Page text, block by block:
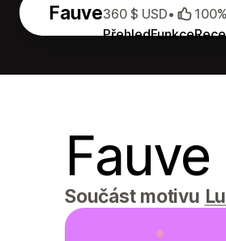
Fauve
PřehledFunkce
360 $ USD• 100%
Fauve
Součást motivu